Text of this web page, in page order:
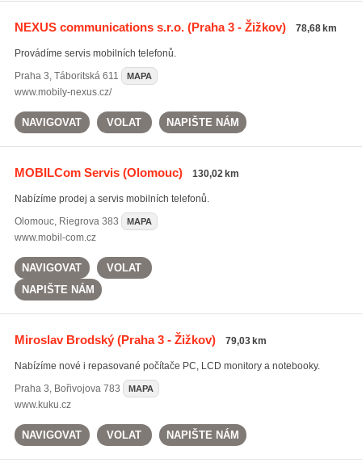
NEXUS communications s.r.o.(Praha 3 - Žižkov) 78,68 km
Provádíme servis mobilních telefonů.
Praha 3, Táboritská 611 MAPA
www.mobily-nexus.cz/
NAVIGOVAT VOLAT NAPIŠTE NÁM
MOBILCom Servis(Olomouc) 130,02 km
Nabízíme prodej a servis mobilních telefonů.
Olomouc, Riegrova 383 MAPA
www.mobil-com.cz
NAVIGOVAT
VOLAT
NAPIŠTE NÁM
Miroslav Brodský(Praha 3 - Žižkov) 79,03 km
Nabízíme nové i repasované počítače PC, LCD monitory a notebooky.
Praha 3, Bořivojova 783 MAPA
www.kuku.cz
NAVIGOVAT VOLAT NAPIŠTE NÁM